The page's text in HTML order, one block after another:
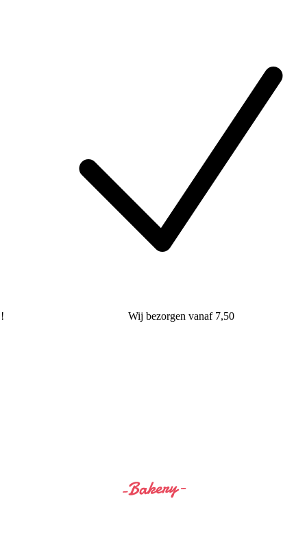
Wij bezorgenvanaf 7,50